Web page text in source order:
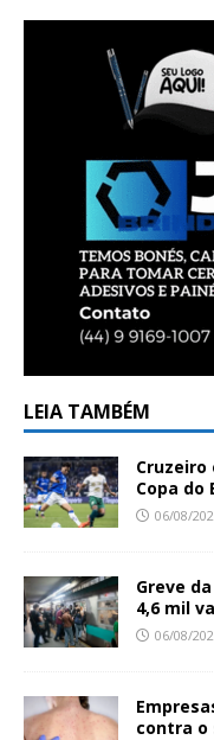
LEIA TAMBÉM
Cruzeiro
Copa do
06/08/
Greve
4,6 mil
06/08/
contra o